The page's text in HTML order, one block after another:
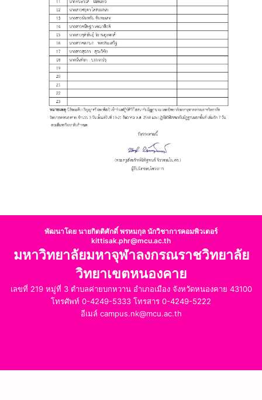
พัฒนาโดย นายกิตติศักดิ์ พรหมกุล นักวิชาการคอมพิวเตอร์
kittisak.phr@mcu.ac.th
มหาวิทยาลัยมหาจุฬาลงกรณราชวิทยาลัย
วิทยาเขตหนองคาย
เลขที่ 219 หมู่ที่ 3 ตำบลค่ายบกหวาน อำเภอเมือง จังหวัดหนองคาย 43100
โทรศัพท์ 0-4249-5333 โทรสาร 0-4249-5222
อีเมล์ campus.nk@mcu.ac.th